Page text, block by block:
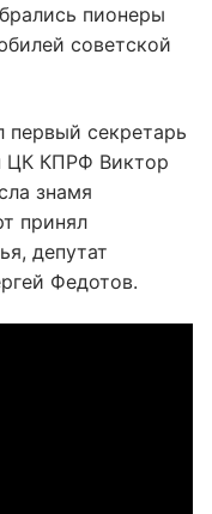
пионеры
советской
первый секретарь
ЦК КПРФ Виктор
знамя
принял
депутат
Федотов.